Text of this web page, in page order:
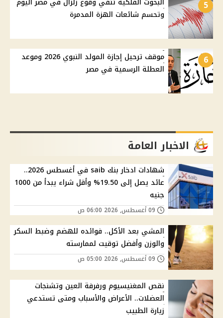
5
وتحسم شائعات الهزة المدمرة
6
موقف ترحيل إجازة المولد النبوي 2026 وموعد
العطلة الرسمية في مصر
الاخبار العامة
شهادات ادخار بنك saib في أغسطس 2026..
عائد يصل إلى 19.50% وأقل شراء يبدأ من 1000
جنيه
المشي بعد الأكل.. فوائده للهضم وضبط السكر
والوزن وأفضل توقيت لممارسته
نقص المغنيسيوم ورفرفة العين وتشنجات
العضلات.. الأعراض والأسباب ومتى تستدعي
زيارة الطبيب